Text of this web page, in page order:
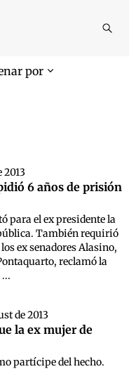
por
2013
6 años de prisión
para el ex presidente la
También requirió
ex senadores Alasino,
reclamó la
de 2013
la ex mujer de
partícipe del hecho.